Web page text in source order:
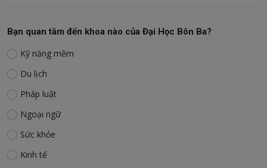
Bạn quan tâm đến khoa nào của Đại Học Bôn Ba?
Kỹ năng mềm
Du lịch
Pháp luật
Ngoại ngữ
Sức khỏe
Kinh tế